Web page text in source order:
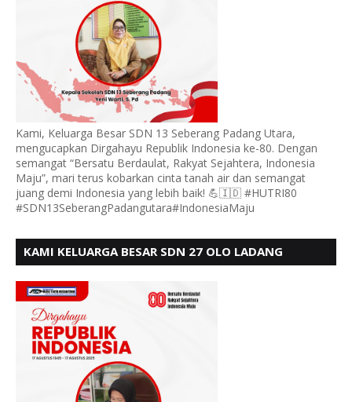
Kami, Keluarga Besar SDN 13 Seberang Padang Utara,
mengucapkan Dirgahayu Republik Indonesia ke-80. Dengan
semangat “Bersatu Berdaulat, Rakyat Sejahtera, Indonesia
Maju”, mari terus kobarkan cinta tanah air dan semangat
juang demi Indonesia yang lebih baik! 💪🇮🇩 #HUTRI80
#SDN13SeberangPadangutara#IndonesiaMaju
KAMI KELUARGA BESAR SDN 27 OLO LADANG